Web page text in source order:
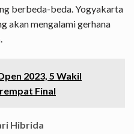
berbeda-beda. Yogyakarta
akan mengalami gerhana
2023, 5 Wakil
Final
Hibrida